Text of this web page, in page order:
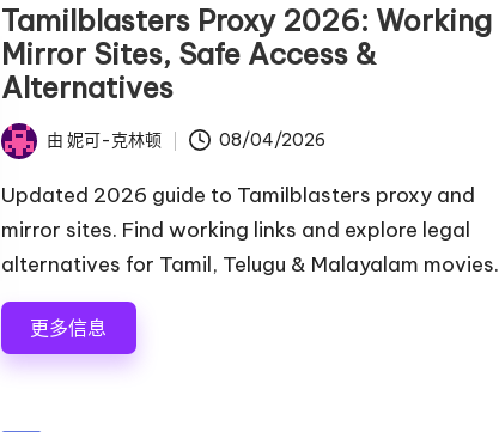
在
Tamilblasters Proxy 2026: Working
Mirror Sites, Safe Access &
Alternatives
发
布
由 妮可-克林顿 08/04/2026
Updated 2026 guide to Tamilblasters proxy and
mirror sites. Find working links and explore legal
alternatives for Tamil, Telugu & Malayalam movies.
更多信息